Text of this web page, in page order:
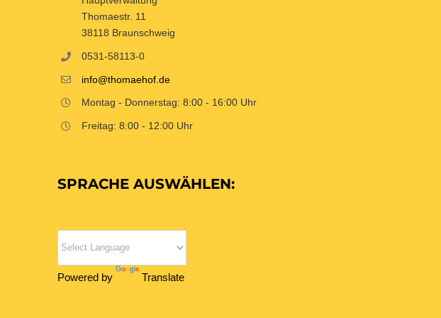
Thomaestr. 11
38118 Braunschweig
0531-58113-0
info@thomaehof.de
Montag - Donnerstag: 8:00 - 16:00 Uhr
Freitag: 8:00 - 12:00 Uhr
SPRACHE AUSWÄHLEN:
Powered by Translate